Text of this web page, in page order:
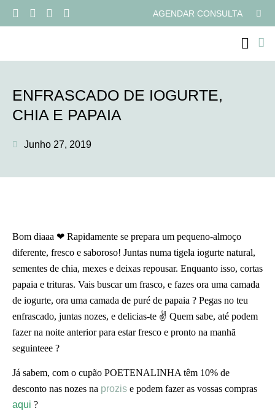
AGENDAR CONSULTA
ENFRASCADO DE IOGURTE,
CHIA E PAPAIA
Junho 27, 2019
Bom diaaa ❤ Rapidamente se prepara um pequeno-almoço
diferente, fresco e saboroso! Juntas numa tigela iogurte natural,
sementes de chia, mexes e deixas repousar. Enquanto isso, cortas
papaia e trituras. Vais buscar um frasco, e fazes ora uma camada
de iogurte, ora uma camada de puré de papaia ? Pegas no teu
enfrascado, juntas nozes, e delicias-te ✌ Quem sabe, até podem
fazer na noite anterior para estar fresco e pronto na manhã
seguinteee ?
Já sabem, com o cupão POETENALINHA têm 10% de
desconto nas nozes na prozis e podem fazer as vossas compras
aqui ?